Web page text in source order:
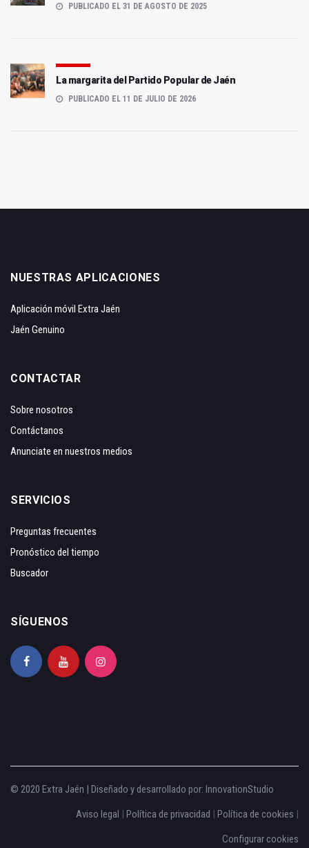
PUBLICADO EL 31 DE AGOSTO DE 2025
La margarita del Partido Popular de Jaén
PUBLICADO EL 11 DE JULIO DE 2026
NUESTRAS APLICACIONES
Aplicación móvil Extra Jaén
Jaén Genuino
CONTACTAR
Sobre nosotros
Contáctanos
Anunciate en nuestros medios
SERVICIOS
Preguntas frecuentes
Pronóstico del tiempo
Buscador
SÍGUENOS
© 2020 Extra Jaén | Diseñado y desarrollado por: InnovationStudio
Aviso legal | Política de privacidad | Política de cookies |
Configurar cookies